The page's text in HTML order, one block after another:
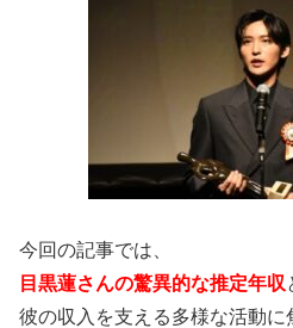
今回の記事では、
目黒蓮さんの驚異的な推定年収
彼の収入を支える多様な活動に